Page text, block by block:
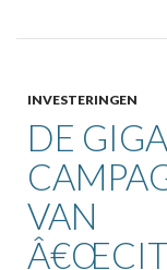
INVESTERINGEN
DE
VAN